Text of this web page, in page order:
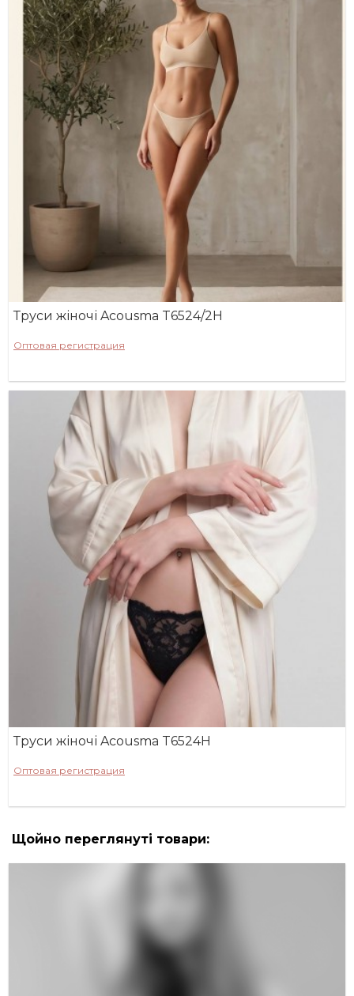
Труси жіночі Acousma T6524/2H
Оптовая регистрация
Труси жіночі Acousma T6524H
Оптовая регистрация
Щойно переглянуті товари: